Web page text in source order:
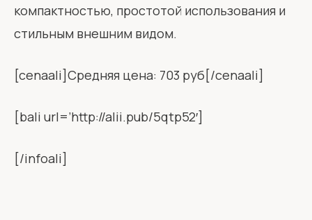
компактностью, простотой использования и
стильным внешним видом.
[cenaali]Средняя цена: 703 руб[/cenaali]
[bali url=’http://alii.pub/5qtp52′]
[/infoali]